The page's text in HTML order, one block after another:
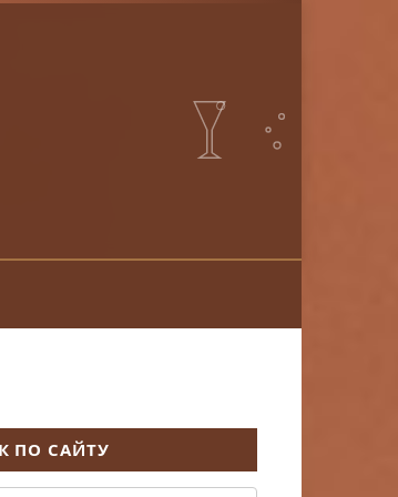
ПО САЙТУ